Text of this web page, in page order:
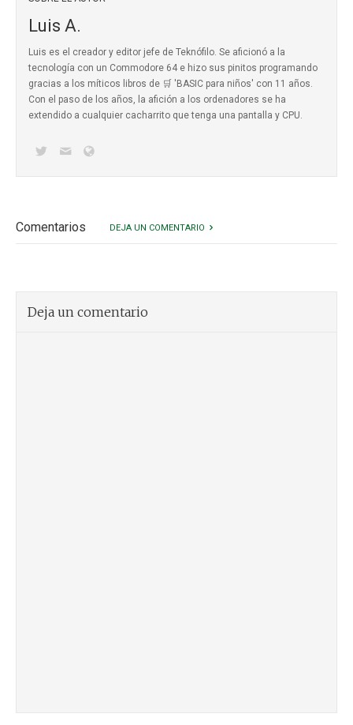
Luis A.
Luis es el creador y editor jefe de Teknófilo. Se aficionó a la
tecnología con un Commodore 64 e hizo sus pinitos programando
gracias a los míticos libros de 🛒 'BASIC para niños' con 11 años.
Con el paso de los años, la afición a los ordenadores se ha
extendido a cualquier cacharrito que tenga una pantalla y CPU.
Comentarios DEJA UN COMENTARIO
Deja un comentario